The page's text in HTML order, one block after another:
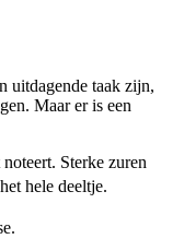
uitdagende taak zijn,
Maar er is een
Sterke zuren
hele deeltje.